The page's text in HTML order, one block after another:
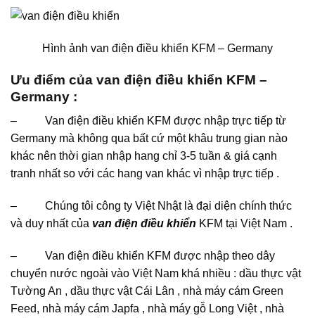
Hình ảnh van điện điều khiển KFM – Germany
Ưu điểm của van điện điều khiển KFM –
Germany :
– Van điện điều khiển KFM được nhập trực tiếp từ
Germany mà không qua bất cứ một khâu trung gian nào
khác nên thời gian nhập hang chỉ 3-5 tuần & giá cạnh
tranh nhất so với các hang van khác vì nhập trực tiếp .
– Chúng tôi công ty Việt Nhật là đại diện chính thức
và duy nhất của van điện điều khiển KFM tại Việt Nam .
– Van điện điều khiển KFM được nhập theo dây
chuyển nước ngoài vào Việt Nam khá nhiều : dầu thực vật
Tường An , dầu thực vật Cái Lân , nhà máy cám Green
Feed, nhà máy cám Japfa , nhà máy gỗ Long Việt , nhà